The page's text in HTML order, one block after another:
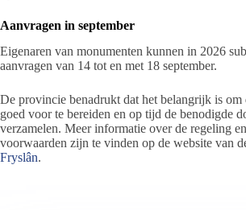
Aanvragen in september
Eigenaren van monumenten kunnen in 2026
aanvragen van 14 tot en met 18 september.
De provincie benadrukt dat het belangrijk is om
goed voor te bereiden en op tijd de benodigde
verzamelen. Meer informatie over de regeling
voorwaarden zijn te vinden op de website van
Fryslân.